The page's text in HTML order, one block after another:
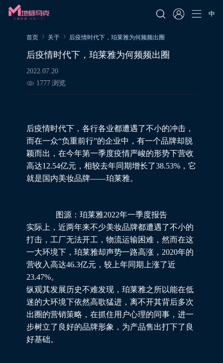
中
首页 关于 后疫情时代下，珀莱雅为何频频出圈
后疫情时代下，珀莱雅为何频频出圈
2022.07.20
1777 浏览
后疫情时代下，各行各业都遭遇了不小的冲击，
而在一众“负重前行”的企业中，有一个品牌却脱
颖而出，在今年第一季度疫情严峻的形势下营收
高达12.54亿元，相较去年同期增长了38.53%，它
就是国内美妆品牌——珀莱雅。
图源：珀莱雅2022年一季度报告
实际上，近两年来不少美妆品牌都遭遇了不小的
打击，工厂无法开工，物流运输困难，然而在这
一大环境下，珀莱雅却声势一路高涨，2020年的
营收入高达46.3亿元，较上年同期上涨了近
23.47%。
纵观其发展历史不难发现，珀莱雅之所以能在低
迷的大环境下依然高歌猛进，离不开其背后多次
出圈的营销策略，在抓住用户心理的同事，进一
步树立了良好的品牌形象，为产品售出打下了良
好基础。